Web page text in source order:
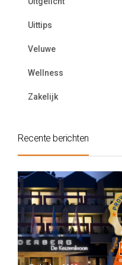
Uittips
Veluwe
Wellness
Zakelijk
Recente berichten